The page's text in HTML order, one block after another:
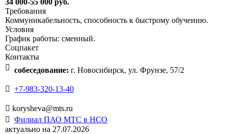
Требования
Коммуникабельность, способность к быстрому обучению.
Условия
График работы: сменный.
Соцпакет
Контакты
 собеседование: г. Новосибирск, ул. Фрунзе, 57/2
 +7-983-320-13-40
 korysheva@mts.ru
 Филиал ПАО МТС в НСО
актуально на 27.07.2026